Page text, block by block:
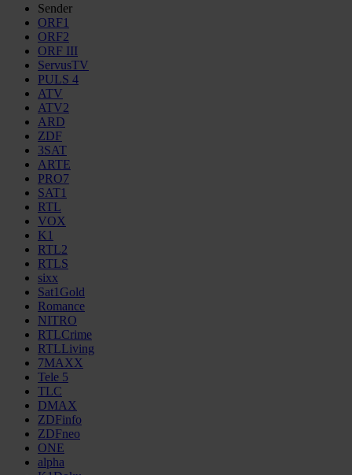
Sender
ORF1
ORF2
ORF III
ServusTV
PULS 4
ATV
ATV2
ARD
ZDF
3SAT
ARTE
PRO7
SAT1
RTL
VOX
K1
RTL2
RTLS
sixx
Sat1Gold
Romance
NITRO
RTLCrime
RTLLiving
7MAXX
Tele 5
TLC
DMAX
ZDFinfo
ZDFneo
ONE
alpha